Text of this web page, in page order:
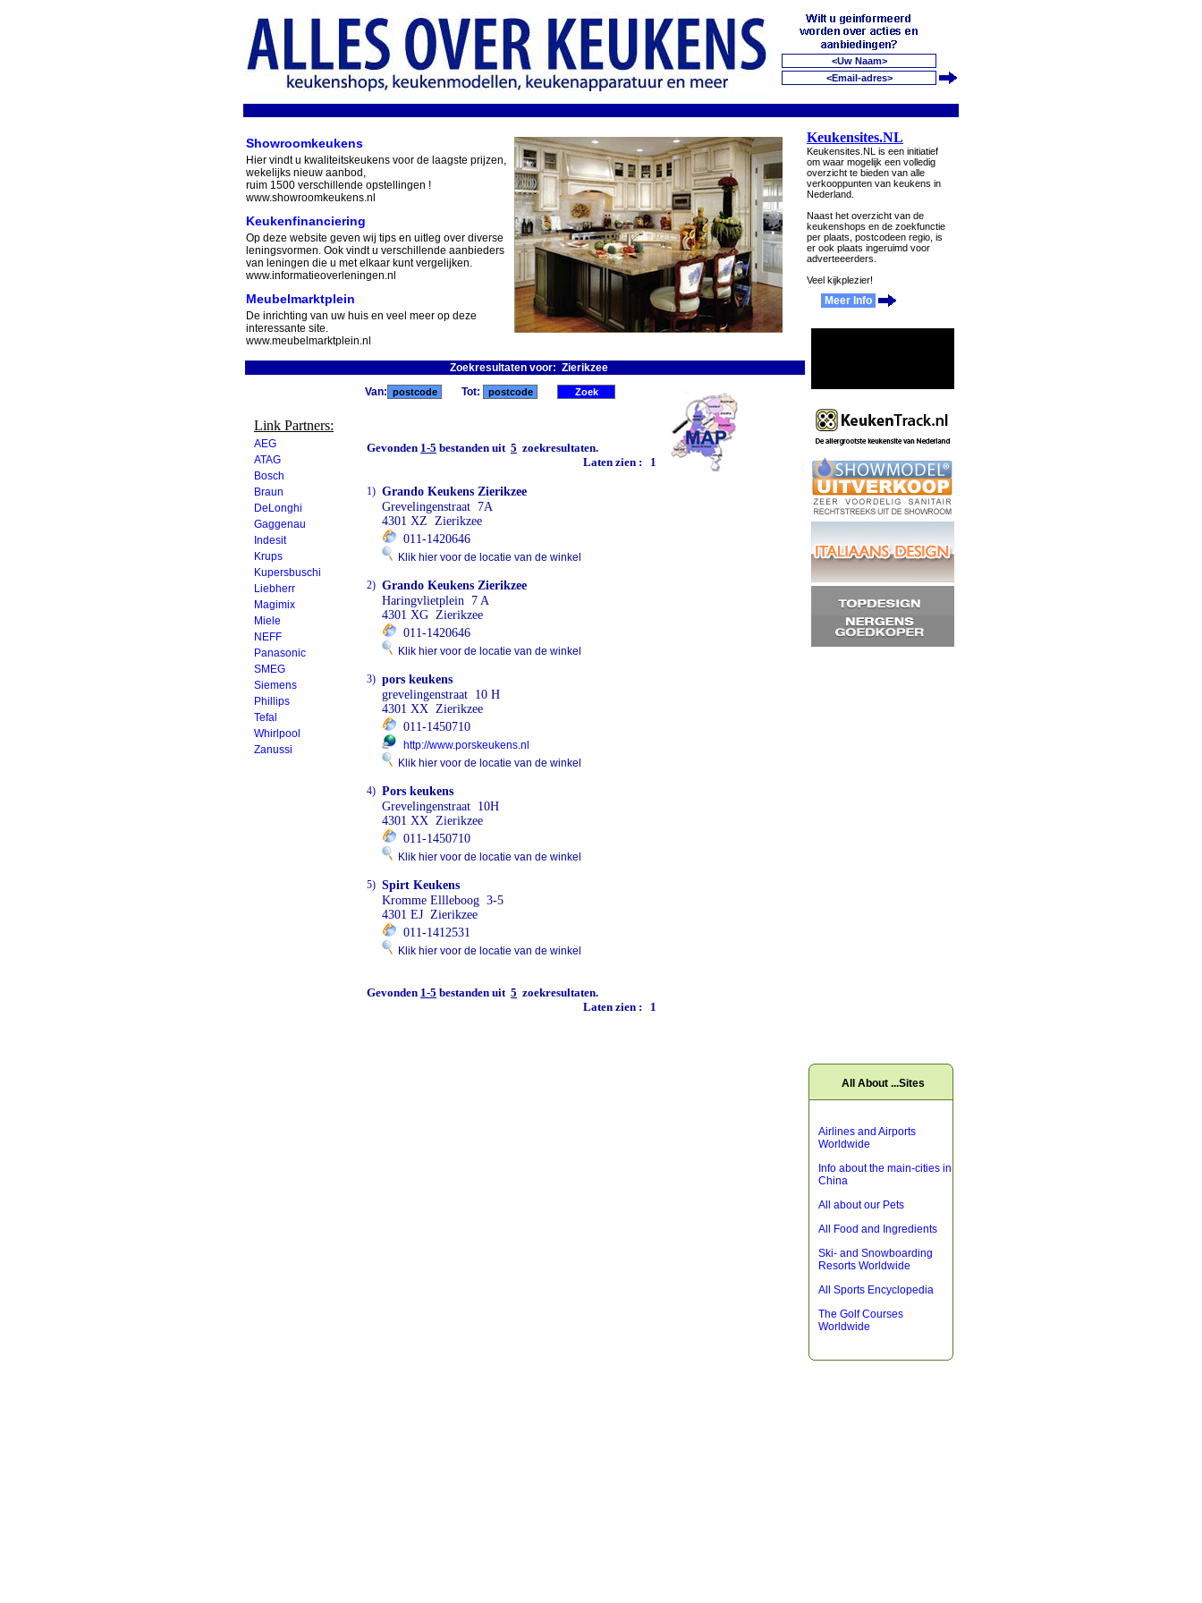
Showroomkeukens
Hier vindt u kwaliteitskeukens voor de laagste prijzen,
wekelijks nieuw aanbod,
ruim 1500 verschillende opstellingen !
www.showroomkeukens.nl
Keukenfinanciering
Op deze website geven wij tips en uitleg over diverse
leningsvormen. Ook vindt u verschillende aanbieders
van leningen die u met elkaar kunt vergelijken.
www.informatieoverleningen.nl
Meubelmarktplein
De inrichting van uw huis en veel meer op deze
interessante site.
www.meubelmarktplein.nl
Zoekresultaten voor: Zierikzee
Link Partners:
AEG
ATAG
Bosch
Braun
DeLonghi
Gaggenau
Indesit
Krups
Kupersbuschi
Liebherr
Magimix
Miele
NEFF
Panasonic
SMEG
Siemens
Phillips
Tefal
Whirlpool
Zanussi
Van: Tot:
Gevonden 1-5 bestanden uit 5 zoekresultaten.
Laten zien :
1
1) Grando Keukens Zierikzee
Grevelingenstraat 7A
4301 XZ Zierikzee
011-1420646
Klik hier voor de locatie van de winkel
2) Grando Keukens Zierikzee
Haringvlietplein 7 A
4301 XG Zierikzee
011-1420646
Klik hier voor de locatie van de winkel
3) pors keukens
grevelingenstraat 10 H
4301 XX Zierikzee
011-1450710
http://www.porskeukens.nl
Klik hier voor de locatie van de winkel
4) Pors keukens
Grevelingenstraat 10H
4301 XX Zierikzee
011-1450710
Klik hier voor de locatie van de winkel
5) Spirt Keukens
Kromme Ellleboog 3-5
4301 EJ Zierikzee
011-1412531
Klik hier voor de locatie van de winkel
Gevonden 1-5 bestanden uit 5 zoekresultaten.
Laten zien :
1
Keukensites.NL
Keukensites.NL is een initiatief
om waar mogelijk een volledig
overzicht te bieden van alle
verkooppunten van keukens in
Nederland.
Naast het overzicht van de
keukenshops en de zoekfunctie
per plaats, postcodeen regio, is
er ook plaats ingeruimd voor
adverteeerders.
Veel kijkplezier!
Meer Info
All About ...Sites
Airlines and Airports
Worldwide
Info about the main-cities in
China
All about our Pets
All Food and Ingredients
Ski- and Snowboarding
Resorts Worldwide
All Sports Encyclopedia
The Golf Courses
Worldwide